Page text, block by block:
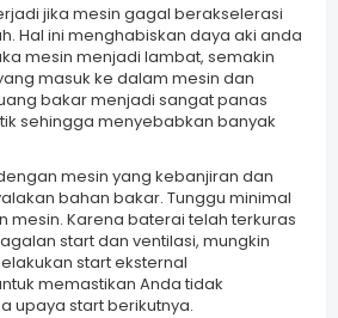
jika mesin gagal berakselerasi
Hal ini menghabiskan daya aki anda
mesin menjadi lambat, semakin
masuk ke dalam mesin dan
bakar menjadi sangat panas
sehingga menyebabkan banyak
mesin yang kebanjiran dan
bahan bakar. Tunggu minimal
mesin. Karena baterai telah terkuras
start dan ventilasi, mungkin
start eksternal
memastikan Anda tidak
upaya start berikutnya.